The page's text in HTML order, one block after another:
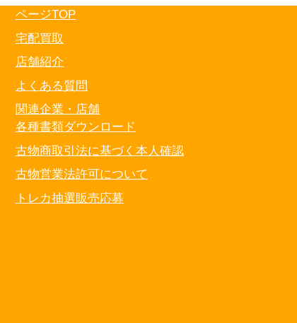
ページTOP
宅配買取
店舗紹介
よくある質問
関連企業・店舗
各種書類ダウンロード
古物商取引法に基づく本人確認
古物営業法許可について
トレカ抽選販売応募